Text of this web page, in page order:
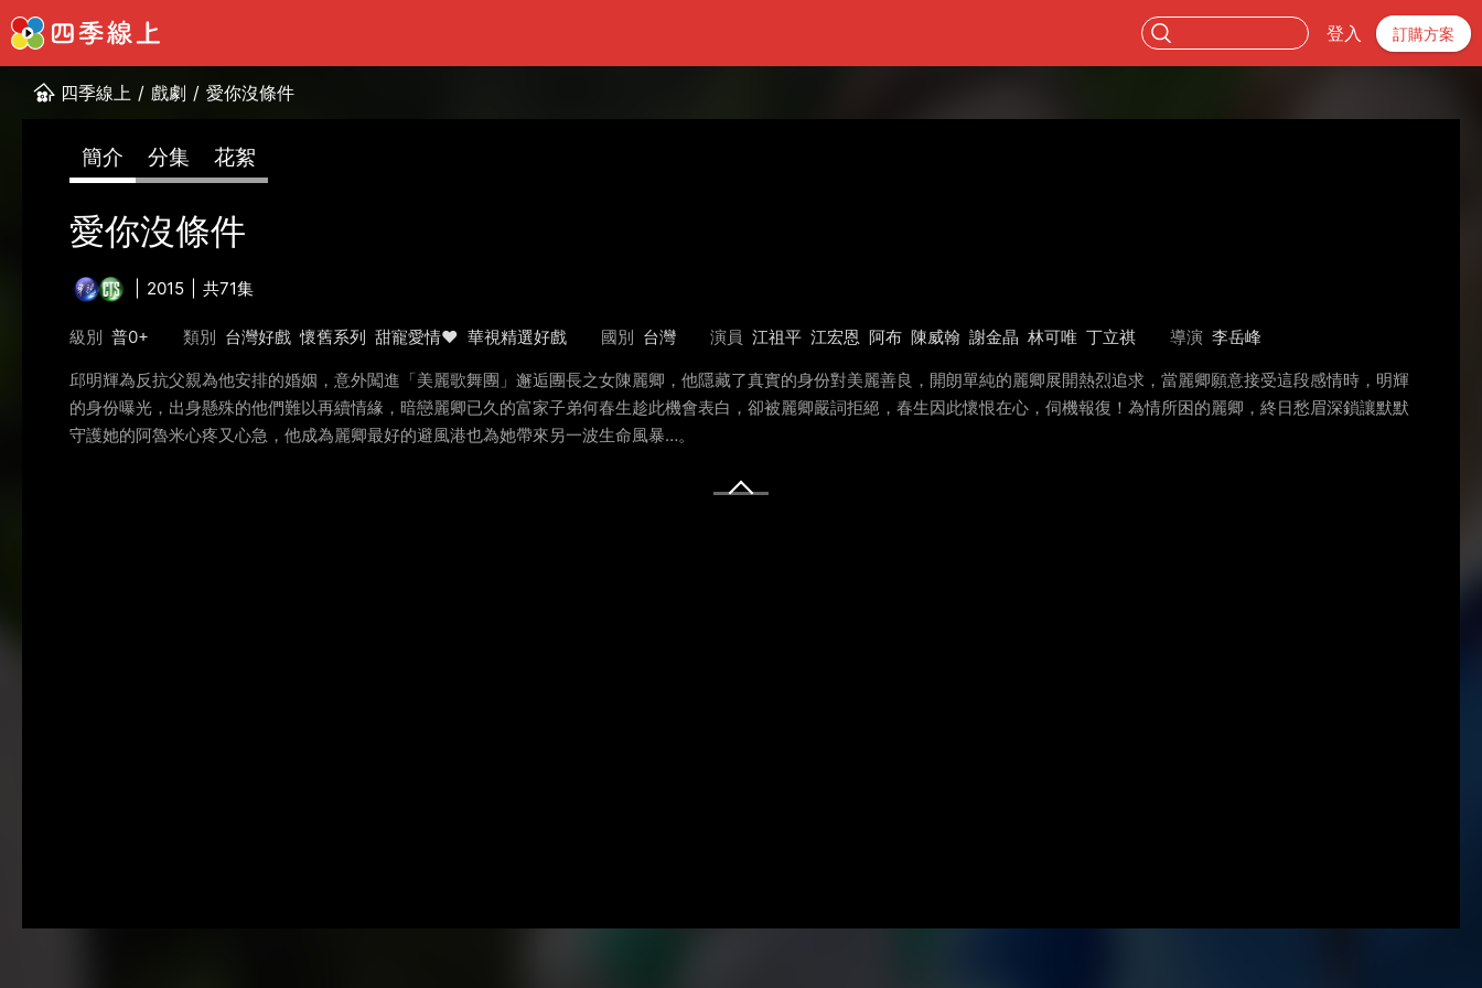
登入 訂購方案
四季線上 / 戲劇 / 愛你沒條件
簡介 分集 花絮
愛你沒條件
2015 共71集
級別 普0+ 類別 台灣好戲 懷舊系列 甜寵愛情❤️ 華視精選好戲 國別 台灣 演員 江祖平 江宏恩 阿布 陳威翰 謝金晶 林可唯 丁立祺 導演 李岳峰
邱明輝為反抗父親為他安排的婚姻，意外闖進「美麗歌舞團」邂逅團長之女陳麗卿，他隱藏了真實的身份對美麗善良，開朗單純的麗卿展開熱烈追求，當麗卿願意接受這段感情時，明輝
的身份曝光，出身懸殊的他們難以再續情緣，暗戀麗卿已久的富家子弟何春生趁此機會表白，卻被麗卿嚴詞拒絕，春生因此懷恨在心，伺機報復！為情所困的麗卿，終日愁眉深鎖讓默默
守護她的阿魯米心疼又心急，他成為麗卿最好的避風港也為她帶來另一波生命風暴…。